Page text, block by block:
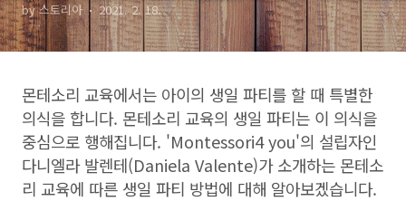
by 스토리아 2021. 2. 18.
몬테소리 교육에서는 아이의 생일 파티를 할 때 특별한
의식을 합니다. 몬테소리 교육의 생일 파티는 이 의식을
중심으로 행해집니다. 'Montessori4 you'의 설립자인
다니엘라 발렌테(Daniela Valente)가 소개하는 몬테소
리 교육에 따른 생일 파티 방법에 대해 알아보겠습니다.